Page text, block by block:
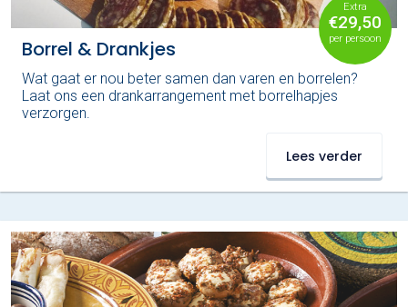
Extra
€29,50
per persoon
Borrel & Drankjes
Wat gaat er nou beter samen dan varen en borrelen?
Laat ons een drankarrangement met borrelhapjes
verzorgen.
Lees verder